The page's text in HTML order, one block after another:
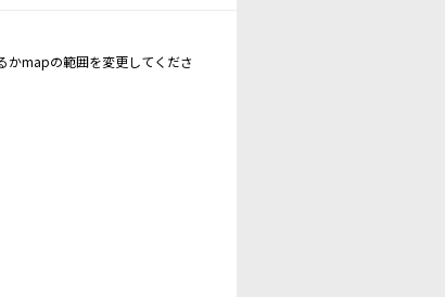
かmapの範囲を変更してくださ